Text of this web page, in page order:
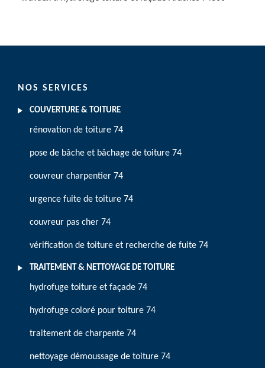
NOS SERVICES
COUVERTURE & TOITURE
rénovation de toiture 74
pose de bâche et bâchage de toiture 74
couvreur charpentier 74
urgence fuite de toiture 74
couvreur pas cher 74
vérification de toiture et recherche de fuite 74
TRAITEMENT & NETTOYAGE DE TOITURE
hydrofuge toiture et façade 74
hydrofuge coloré pour toiture 74
traitement de charpente 74
nettoyage démoussage de toiture 74